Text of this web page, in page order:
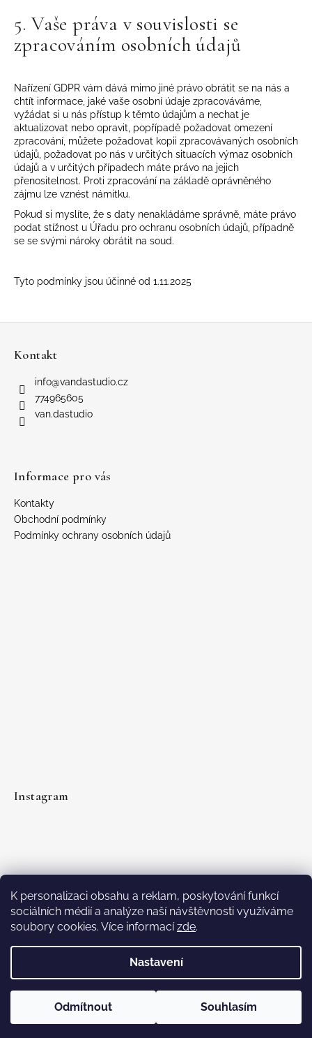
K personalizaci obsahu a reklam, poskytování funkcí
sociálních médií a analýze naší návštěvnosti využíváme
soubory cookies. Více informacízde.
Nastavení
Odmítnout Souhlasím
5. Vaše práva v souvislosti se
zpracováním osobních údajů
Nařízení GDPR vám dává mimo jiné právo obrátit se na nás a
chtít informace, jaké vaše osobní údaje zpracováváme,
vyžádat si u nás přístup k těmto údajům a nechat je
aktualizovat nebo opravit, popřípadě požadovat omezení
zpracování, můžete požadovat kopii zpracovávaných osobních
údajů, požadovat po nás v určitých situacích výmaz osobních
údajů a v určitých případech máte právo na jejich
přenositelnost. Proti zpracování na základě oprávněného
zájmu lze vznést námitku.
Pokud si myslíte, že s daty nenakládáme správně, máte právo
podat stížnost u Úřadu pro ochranu osobních údajů , případně
se se svými nároky obrátit na soud.
Tyto podmínky jsou účinné od 1.11.2025
Kontakt
info@vandastudio.cz
774965605
van.dastudio
Informace pro vás
Kontakty
Obchodní podmínky
Podmínky ochrany osobních údajů
Instagram
Copyright 2026Vanda Studio. Všechna práva vyhrazena.
Upravit nastavení cookies